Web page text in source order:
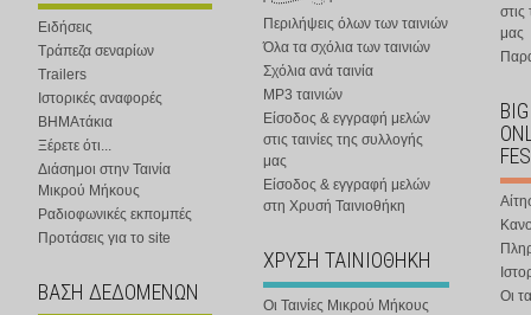
Ειδήσεις
Τράπεζα σεναρίων
Trailers
Ιστορικές αναφορές
ΒΗΜΑτάκια
Ξέρετε ότι...
Διάσημοι στην Ταινία
Μικρού Μήκους
Ραδιοφωνικές εκπομπές
Προτάσεις για το site
ΒΑΣΗ ΔΕΔΟΜΕΝΩΝ
Περιλήψεις όλων των ταινιών
Όλα τα σχόλια των ταινιών
Σχόλια ανά ταινία
MP3 ταινιών
Είσοδος & εγγραφή μελών
στις ταινίες της συλλογής
μας
Είσοδος & εγγραφή μελών
στη Χρυσή Ταινιοθήκη
ΧΡΥΣΗ ΤΑΙΝΙΟΘΗΚΗ
Οι Ταινίες Μικρού Μήκους
στις
μας
Οι